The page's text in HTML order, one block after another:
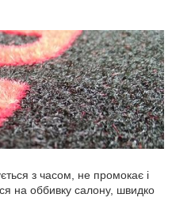
з часом, не промокає і
на оббивку салону, швидко